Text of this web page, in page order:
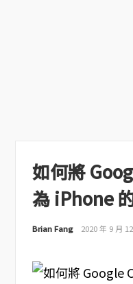
如何將
為 iPhone
Brian Fang 2020 年 9 月